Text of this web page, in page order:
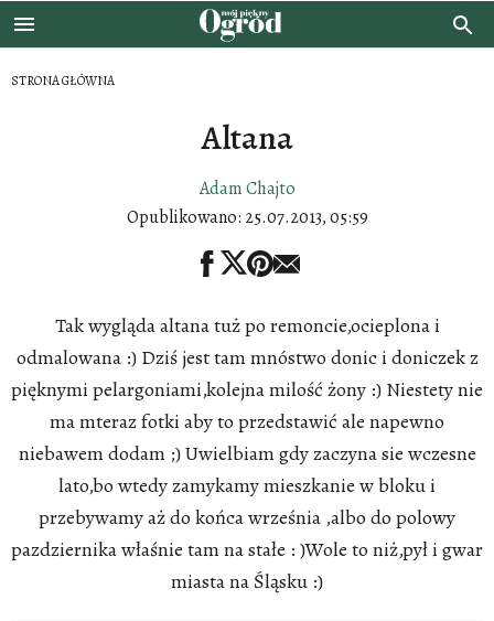
STRONA GŁÓWNA
Altana
Adam Chajto
Opublikowano: 25.07.2013, 05:59
Tak wygląda altana tuż po remoncie,ocieplona i
odmalowana :) Dziś jest tam mnóstwo donic i doniczek z
pięknymi pelargoniami,kolejna milość żony :) Niestety nie
ma mteraz fotki aby to przedstawić ale napewno
niebawem dodam ;) Uwielbiam gdy zaczyna sie wczesne
lato,bo wtedy zamykamy mieszkanie w bloku i
przebywamy aż do końca września ,albo do polowy
pazdziernika właśnie tam na stałe : )Wole to niż,pył i gwar
miasta na Śląsku :)